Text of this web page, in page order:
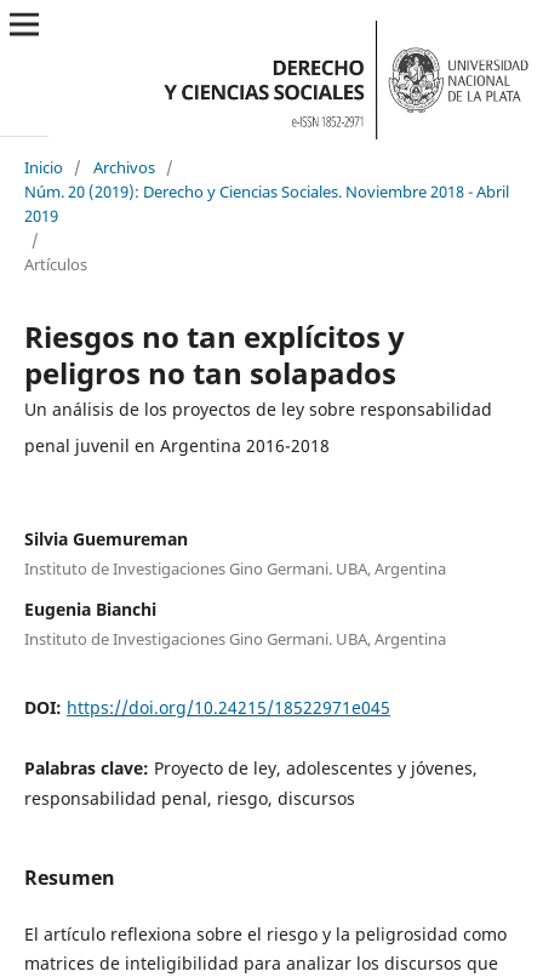
Inicio / Archivos /
Núm. 20 (2019): Derecho y Ciencias Sociales. Noviembre 2018 - Abril
2019
/
Artículos
Riesgos no tan explícitos y
peligros no tan solapados
Un análisis de los proyectos de ley sobre responsabilidad
penal juvenil en Argentina 2016-2018
Silvia Guemureman
Instituto de Investigaciones Gino Germani. UBA, Argentina
Eugenia Bianchi
Instituto de Investigaciones Gino Germani. UBA, Argentina
DOI: https://doi.org/10.24215/18522971e045
Palabras clave: Proyecto de ley, adolescentes y jóvenes,
responsabilidad penal, riesgo, discursos
Resumen
El artículo reflexiona sobre el riesgo y la peligrosidad como
matrices de inteligibilidad para analizar los discursos que